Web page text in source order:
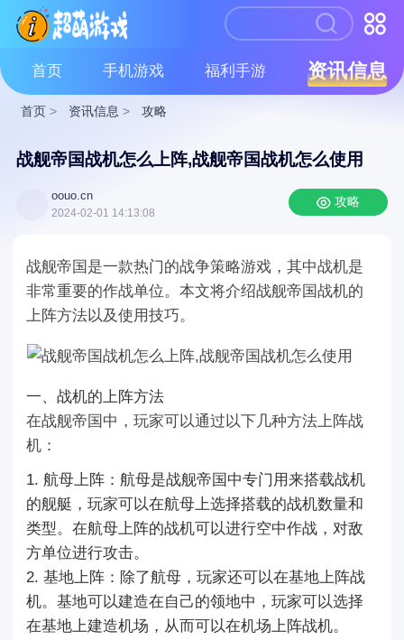
首页 手机游戏 福利手游 资讯信息
首页 > 资讯信息 > 攻略
战舰帝国战机怎么上阵,战舰帝国战机怎么使用
oouo.cn
2024-02-01 14:13:08
攻略
战舰帝国是一款热门的战争策略游戏，其中战机是
非常重要的作战单位。本文将介绍战舰帝国战机的
上阵方法以及使用技巧。
一、战机的上阵方法
在战舰帝国中，玩家可以通过以下几种方法上阵战
机：
1. 航母上阵：航母是战舰帝国中专门用来搭载战机
的舰艇，玩家可以在航母上选择搭载的战机数量和
类型。在航母上阵的战机可以进行空中作战，对敌
方单位进行攻击。
2. 基地上阵：除了航母，玩家还可以在基地上阵战
机。基地可以建造在自己的领地中，玩家可以选择
在基地上建造机场，从而可以在机场上阵战机。